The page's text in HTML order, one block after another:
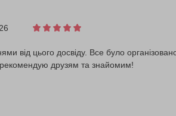
від цього досвіду. Все було
друзям та знайомим!